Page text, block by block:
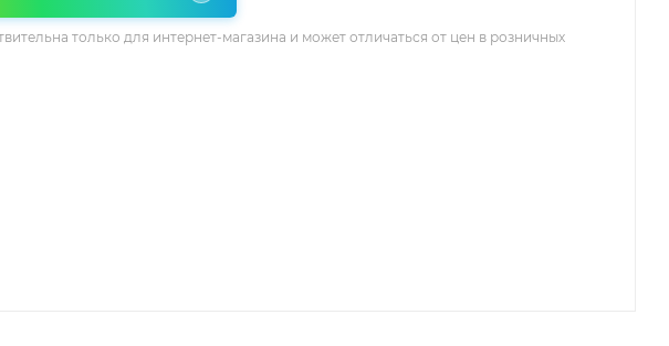
только для интернет-магазина и может отличаться от цен в розничных